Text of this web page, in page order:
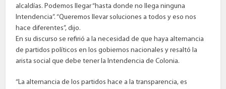
alcaldías. Podemos llegar “hasta donde no llega ninguna
Intendencia”. “Queremos llevar soluciones a todos y eso nos
hace diferentes”, dijo.
En su discurso se refirió a la necesidad de que haya alternancia
de partidos políticos en los gobiernos nacionales y resaltó la
arista social que debe tener la Intendencia de Colonia.
“La alternancia de los partidos hace a la transparencia, es